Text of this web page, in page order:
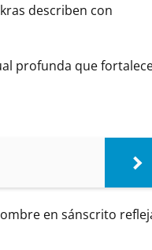
describen con
profunda que
en sánscrito